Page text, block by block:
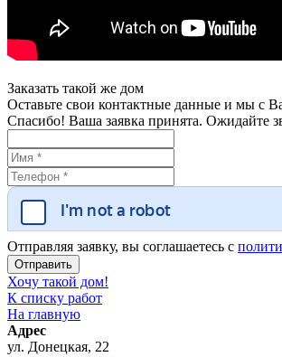
Заказать такой же дом
Оставьте свои контактные данные и мы с
Спасибо! Ваша заявка принята. Ожидайте
Отправляя заявку, вы соглашаетесь с
Хочу такой дом!
К списку работ
На главную
Адрес
ул. Донецкая, 22